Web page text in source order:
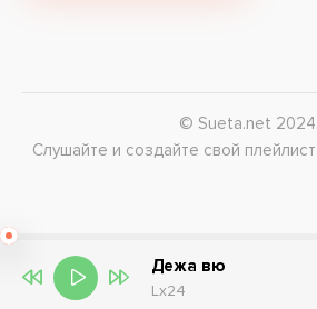
© Sueta.net 2024.
Слушайте и создайте свой
Дежа вю
Lx24